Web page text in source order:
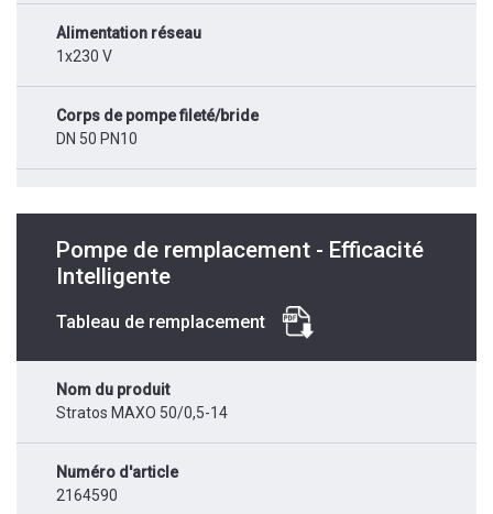
Alimentation réseau
1x230 V
Corps de pompe fileté/bride
DN 50 PN10
Pompe de remplacement - Efficacité
Intelligente
Tableau de remplacement
Nom du produit
Stratos MAXO 50/0,5-14
Numéro d'article
2164590